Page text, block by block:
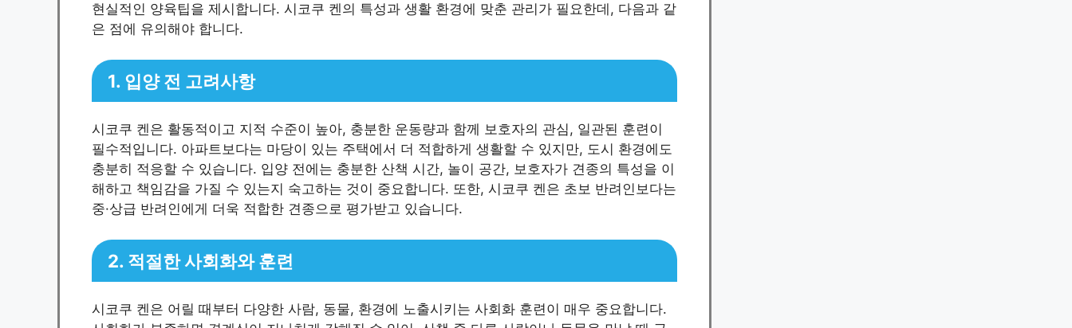
현실적인 양육팁을 제시합니다. 시코쿠 켄의 특성과 생활 환경에 맞춘 관리가 필요한데, 다음과 같
은 점에 유의해야 합니다.
1. 입양 전 고려사항
시코쿠 켄은 활동적이고 지적 수준이 높아, 충분한 운동량과 함께 보호자의 관심, 일관된 훈련이
필수적입니다. 아파트보다는 마당이 있는 주택에서 더 적합하게 생활할 수 있지만, 도시 환경에도
충분히 적응할 수 있습니다. 입양 전에는 충분한 산책 시간, 놀이 공간, 보호자가 견종의 특성을 이
해하고 책임감을 가질 수 있는지 숙고하는 것이 중요합니다. 또한, 시코쿠 켄은 초보 반려인보다는
중·상급 반려인에게 더욱 적합한 견종으로 평가받고 있습니다.
2. 적절한 사회화와 훈련
시코쿠 켄은 어릴 때부터 다양한 사람, 동물, 환경에 노출시키는 사회화 훈련이 매우 중요합니다.